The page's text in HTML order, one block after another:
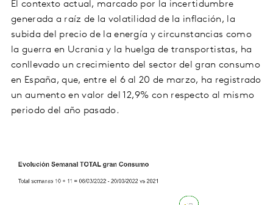
El contexto actual, marcado por la incertidumbre
generada a raíz de la volatilidad de la inflación, la
subida del precio de la energía y circunstancias como
la guerra en Ucrania y la huelga de transportistas, ha
conllevado un crecimiento del sector del gran consumo
en España, que, entre el 6 al 20 de marzo, ha registrado
un aumento en valor del 12,9% con respecto al mismo
periodo del año pasado.